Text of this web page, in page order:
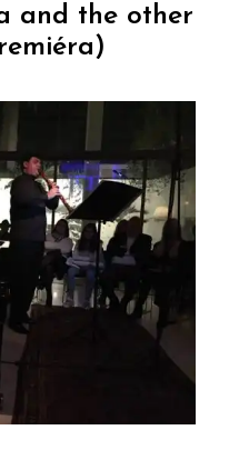
and the other